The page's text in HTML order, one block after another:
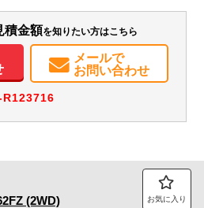
ガー・角脚で安全性も高い仕様ですので
さい！
積金額を知りたい方はこちら
メールで
お問い合わせ
R123716
(2WD) お気に入り